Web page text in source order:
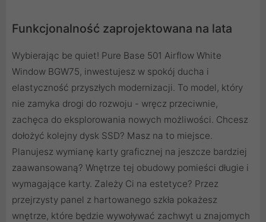
Funkcjonalność zaprojektowana na lata
Wybierając be quiet! Pure Base 501 Airflow White
Window BGW75, inwestujesz w spokój ducha i
elastyczność przyszłych modernizacji. To model, który
nie zamyka drogi do rozwoju - wręcz przeciwnie,
zachęca do eksplorowania nowych możliwości. Chcesz
dołożyć kolejny dysk SSD? Masz na to miejsce.
Planujesz wymianę karty graficznej na jeszcze bardziej
zaawansowaną? Wnętrze tej obudowy pomieści długie i
wymagające karty. Zależy Ci na estetyce? Przez
przejrzysty panel z hartowanego szkła pokażesz
wnętrze, które będzie wywoływać zachwyt u znajomych